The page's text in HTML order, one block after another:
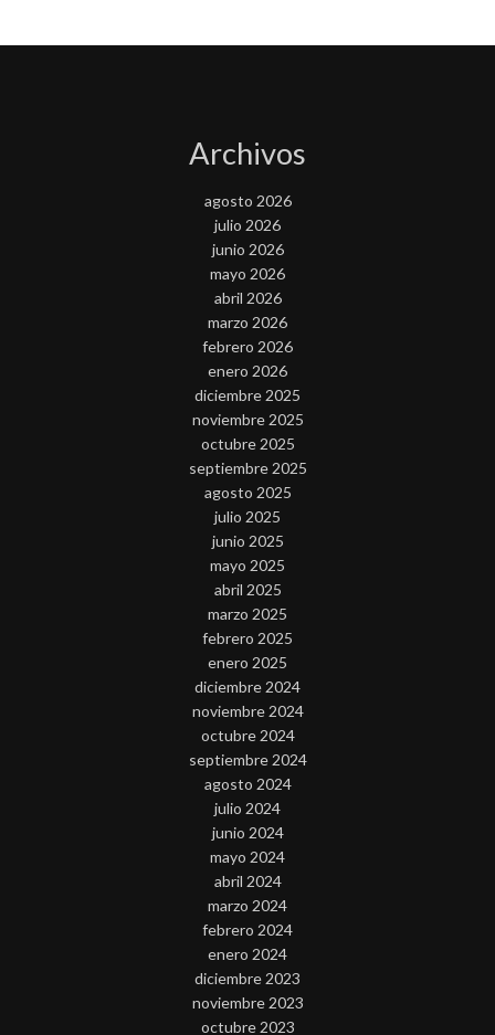
Archivos
agosto 2026
julio 2026
junio 2026
mayo 2026
abril 2026
marzo 2026
febrero 2026
enero 2026
diciembre 2025
noviembre 2025
octubre 2025
septiembre 2025
agosto 2025
julio 2025
junio 2025
mayo 2025
abril 2025
marzo 2025
febrero 2025
enero 2025
diciembre 2024
noviembre 2024
octubre 2024
septiembre 2024
agosto 2024
julio 2024
junio 2024
mayo 2024
abril 2024
marzo 2024
febrero 2024
enero 2024
diciembre 2023
noviembre 2023
octubre 2023